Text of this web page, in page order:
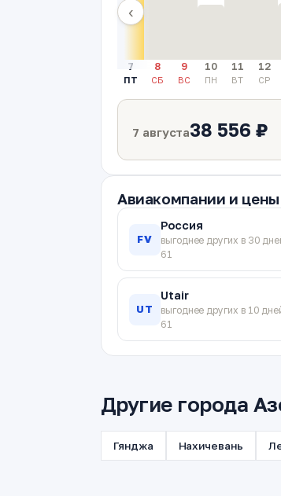
‹
7
ПТ
8
СБ
9
ВС
10
ПН
11
ВТ
12
СР
7 августа38 556 ₽
Авиакомпании и цены
FV
Россия
выгоднее других в 30
61
UT
Utair
выгоднее других в 10
61
Другие города
Гянджа Нахичевань